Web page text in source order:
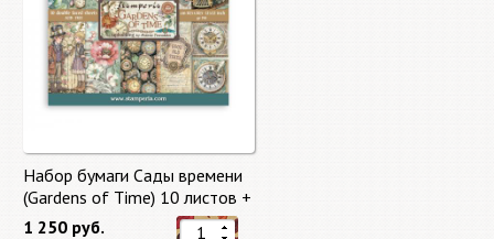
Набор бумаги Сады времени
(Gardens of Time) 10 листов +
бонус от Stamperia
1 250 руб.